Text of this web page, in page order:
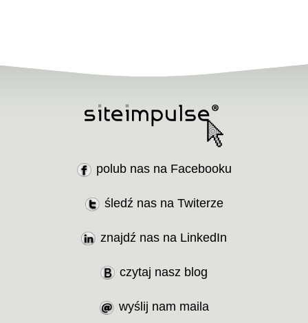
polub nas na Facebooku
śledź nas na Twiterze
znajdź nas na LinkedIn
czytaj nasz blog
wyślij nam maila